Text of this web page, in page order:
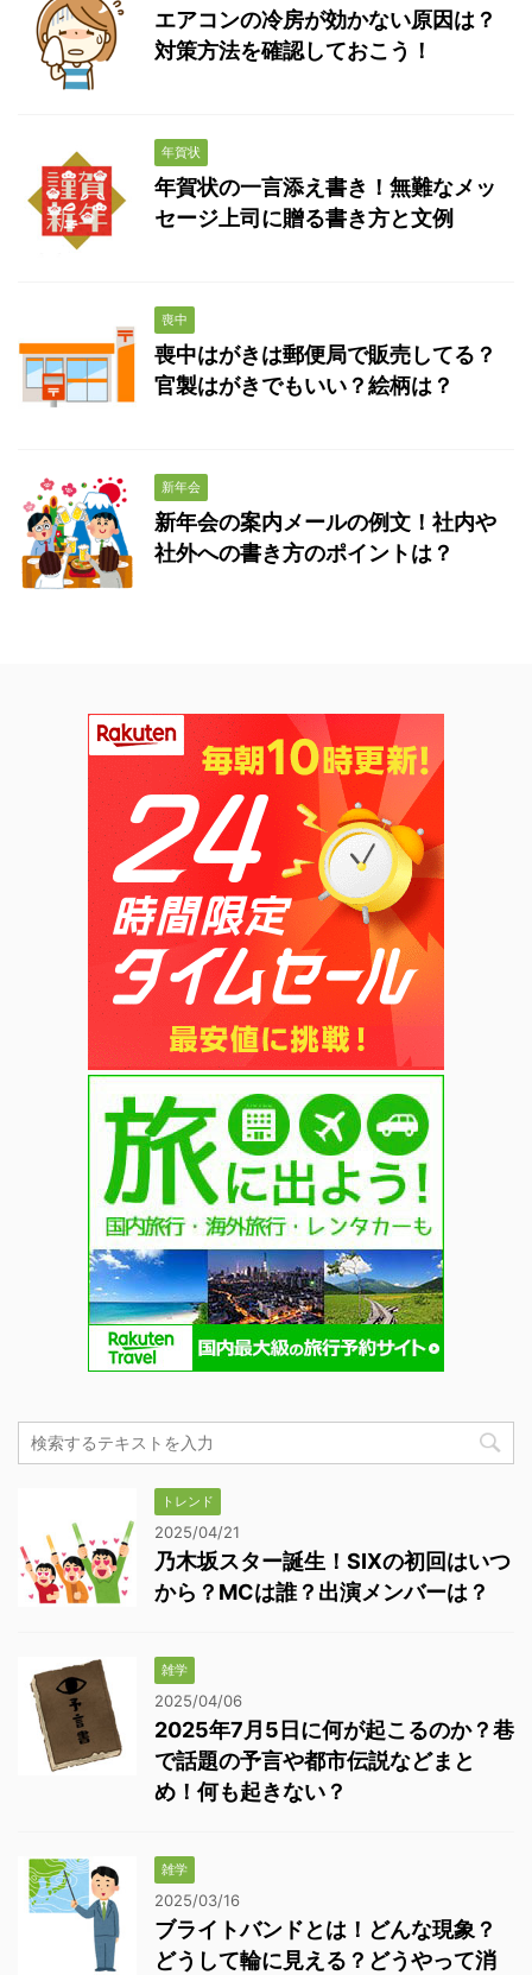
エアコンの冷房が効かない原因は？
対策方法を確認しておこう！
年賀状
年賀状の一言添え書き！無難なメッ
セージ上司に贈る書き方と文例
喪中
喪中はがきは郵便局で販売してる？
官製はがきでもいい？絵柄は？
新年会
新年会の案内メールの例文！社内や
社外への書き方のポイントは？
トレンド
2025/04/21
乃木坂スター誕生！SIXの初回はいつ
から？MCは誰？出演メンバーは？
雑学
2025/04/06
2025年7月5日に何が起こるのか？巷
で話題の予言や都市伝説などまと
め！何も起きない？
雑学
2025/03/16
ブライトバンドとは！どんな現象？
どうして輪に見える？どうやって消